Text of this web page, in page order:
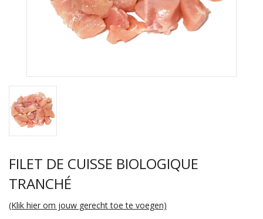
FILET DE CUISSE BIOLOGIQUE
TRANCHÉ
(Klik hier om jouw gerecht toe te voegen)